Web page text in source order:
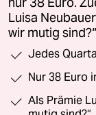
Luisa
wir mutig
Jedes
Nur 38 Euro
Als Prämie